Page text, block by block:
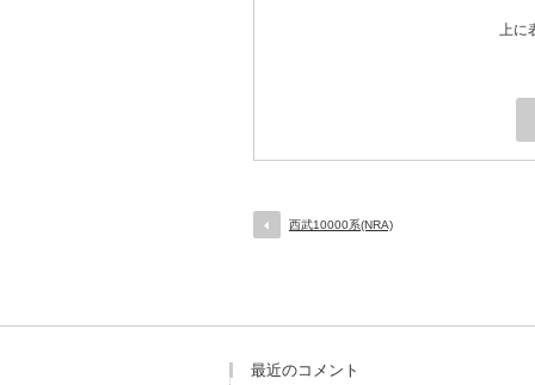
上に
西武10000系(NRA)
最近のコメント